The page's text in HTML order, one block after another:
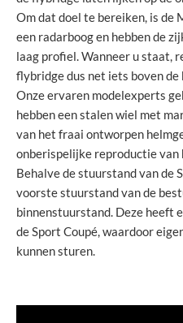
Om dat doel te bereiken, is de
een radarboog en hebben de
laag profiel. Wanneer u staat,
flybridge dus net iets boven de
Onze ervaren modelexperts
hebben een stalen wiel met
van het fraai ontworpen
onberispelijke reproductie
Behalve de stuurstand van de
voorste stuurstand van de
binnenstuurstand. Deze heeft
de Sport Coupé, waardoor
kunnen sturen.